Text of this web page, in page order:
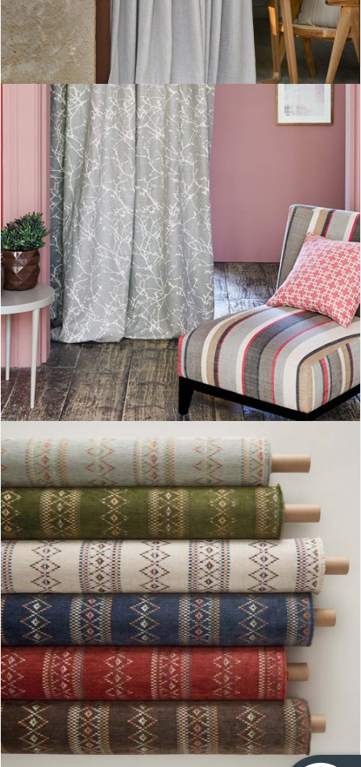
Colección Siembra
Tela sylvan quince coleccion Cubis
Colección Turfan